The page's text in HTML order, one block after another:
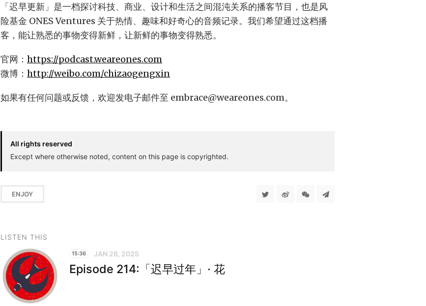
「迟早更新」是一档探讨科技、商业、设计和生活之间混沌关系的播客节目，也是风
险基金 ONES Ventures 关于热情、趣味和好奇心的音频记录。我们希望通过这档播
客，能让熟悉的事物变得新鲜，让新鲜的事物变得熟悉。
官网： https://podcast.weareones.com
微博： http://weibo.com/chizaogengxin
如果有任何问题或反馈，欢迎发电子邮件至 embrace@weareones.com。
All rights reserved
Except where otherwise noted, content on this page is copyrighted.
ENJOY
LISTEN THIS
15:36 JAN 28, 2025
Episode 214:「迟早过年」· 花